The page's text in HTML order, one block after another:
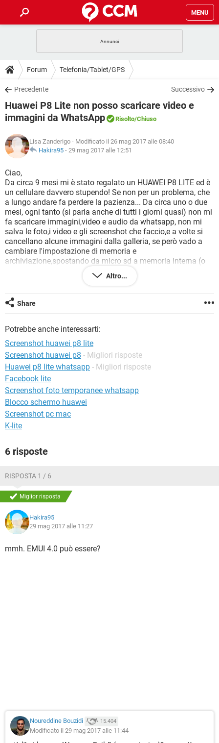
MENU
INTRATTENIMENTO ANDROID
iOS
INSTAGRAM WHATSAPP
TIKTOK FACEBOOK
HARDWARE
GUIDE
COVID-19 GAMING
iOS
TIKTOK FACEBOOK
DOWNLOAD
COVID-19 GAMING
INTRATTENIMENTO ANDROID
iOS WINDOWS 10
INSTAGRAM
TIKTOK
HARDWARE
FORUM
INTRATTENIMENTO ANDROID
INSTAGRAM WHATSAPP
TIKTOK FACEBOOK
HARDWARE
GLOSSARIO
COVID-19
INTRATTENIMENTO
iOS WINDOWS 10
INSTAGRAM WHATSAPP
TIKTOK FACEBOOK
HARDWARE
Forum Telefonia/Tablet/GPS
Precedente Successivo
Huawei P8 Lite non posso scaricare video e
immagini da WhatsApp
Risolto/Chiuso
Lisa Zanderigo - Modificato il 26 mag 2017 alle 08:40
Hakira95 - 29 mag 2017 alle 12:51
Ciao,
Da circa 9 mesi mi è stato regalato un HUAWEI P8 LITE ed è
un cellulare davvero stupendo! Se non per un problema, che
a lungo andare fa perdere la pazienza... Da circa uno o due
mesi, ogni tanto (si parla anche di tutti i giorni quasi) non mi
fa scaricare immagini,video e audio da whatsapp, non mi
salva le foto,i video e gli screenshot che faccio,e a volte si
cancellano alcune immagini dalla galleria, se però vado a
cambiare l'impostazione di memoria e
archiviazione,spostando da micro sd a memoria interna (o
viceversa,a seconda di quella che avevo impostata) non ho
più il problema,foto e video si scaricano correttamente ecc..
problema. (A volte non lo fa per un paio di giorni e poi lo rifà
due o tre volte al giorno) .. Per esempio mi é successo poco
sono anche cancellati 5 giochi (e fortuna che erano giochi e
non altre app importanti)
Scusate il papiro e grazie in anticipo!
Altro...
Share
Potrebbe anche interessarti:
Screenshot huawei p8 lite
Screenshot huawei p8 - Migliori risposte
Huawei p8 lite whatsapp - Migliori risposte
Facebook lite
Screenshot foto temporanee whatsapp
Blocco schermo huawei
Screenshot pc mac
K-lite
6 risposte
RISPOSTA 1 / 6
Miglior risposta
Hakira95
29 mag 2017 alle 11:27
mmh. EMUI 4.0 può essere?
Noureddine Bouzidi 15.404
Modificato il 29 mag 2017 alle 11:44